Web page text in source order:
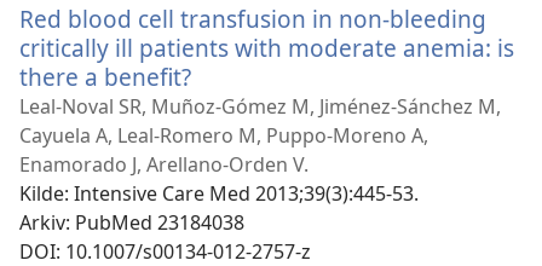
Red blood cell transfusion in non-bleeding
critically ill patients with moderate anemia: is
there a benefit?
nytt
vindu)
Leal-Noval SR, Muñoz-Gómez M, Jiménez-Sánchez M,
Cayuela A, Leal-Romero M, Puppo-Moreno A,
Enamorado J, Arellano-Orden V.
Kilde‎: Intensive Care Med 2013;39(3):445-53.
Arkiv‎: PubMed 23184038
DOI‎: 10.1007/s00134-012-2757-z